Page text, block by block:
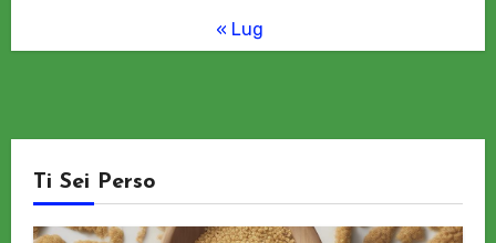
« Lug
Ti Sei Perso